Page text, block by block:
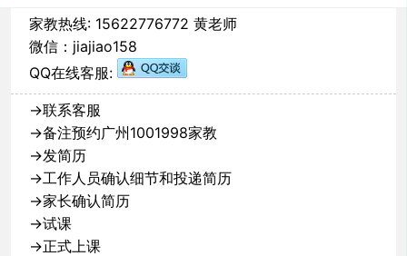
家教热线: 15622776772 黄老师
微信：jiajiao158
QQ在线客服:
→联系客服
→备注预约广州1001998家教
→发简历
→工作人员确认细节和投递简历
→家长确认简历
→试课
→正式上课